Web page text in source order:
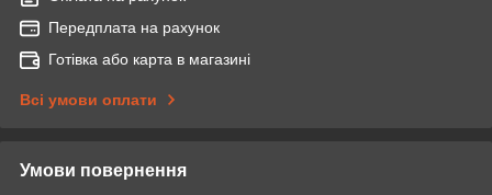
Передплата на рахунок
Готівка або карта в магазині
Всі умови оплати
Умови повернення